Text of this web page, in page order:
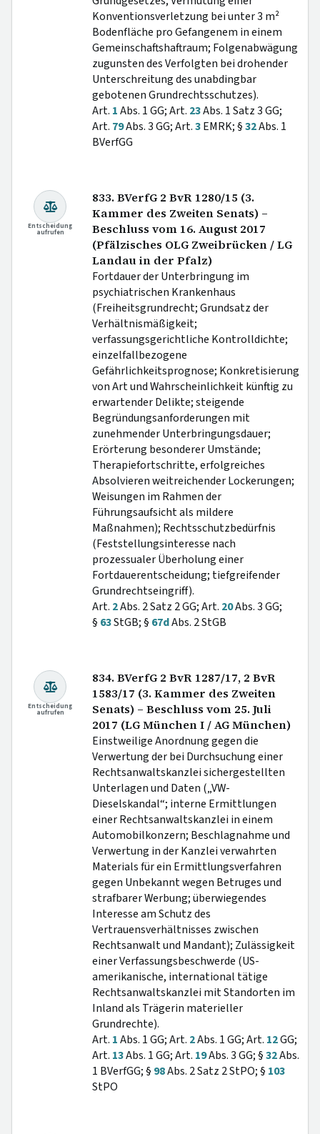
Konventionsverletzung bei unter 3 m²
Bodenfläche pro Gefangenem in einem
Gemeinschaftshaftraum; Folgenabwägung
zugunsten des Verfolgten bei drohender
Unterschreitung des unabdingbar
gebotenen Grundrechtsschutzes).
Art. 1Abs. 1 GG; Art. 23Abs. 1 Satz 3 GG;
Art. 79Abs. 3 GG; Art.3EMRK; §32Abs. 1
BVerfGG
Entscheidung
aufrufen
833. BVerfG 2 BvR 1280/15 (3.
Kammer des Zweiten Senats) –
Beschluss vom 16. August 2017
(Pfälzisches OLG Zweibrücken / LG
Landau in der Pfalz)
Fortdauer der Unterbringung im
psychiatrischen Krankenhaus
(Freiheitsgrundrecht; Grundsatz der
Verhältnismäßigkeit;
verfassungsgerichtliche Kontrolldichte;
einzelfallbezogene
Gefährlichkeitsprognose; Konkretisierung
von Art und Wahrscheinlichkeit künftig zu
erwartender Delikte; steigende
Begründungsanforderungen mit
zunehmender Unterbringungsdauer;
Erörterung besonderer Umstände;
Therapiefortschritte, erfolgreiches
Absolvieren weitreichender Lockerungen;
Weisungen im Rahmen der
Führungsaufsicht als mildere
Maßnahmen); Rechtsschutzbedürfnis
(Feststellungsinteresse nach
prozessualer Überholung einer
Fortdauerentscheidung; tiefgreifender
Grundrechtseingriff).
Art. 2Abs. 2 Satz 2 GG; Art. 20Abs. 3 GG;
§ 63StGB; § 67dAbs. 2 StGB
Entscheidung
aufrufen
834. BVerfG 2 BvR 1287/17, 2 BvR
1583/17 (3. Kammer des Zweiten
Senats) – Beschluss vom 25. Juli
2017 (LG München I / AG München)
Einstweilige Anordnung gegen die
Verwertung der bei Durchsuchung einer
Rechtsanwaltskanzlei sichergestellten
Unterlagen und Daten („VW-
Dieselskandal“; interne Ermittlungen
einer Rechtsanwaltskanzlei in einem
Automobilkonzern; Beschlagnahme und
Verwertung in der Kanzlei verwahrten
Materials für ein Ermittlungsverfahren
gegen Unbekannt wegen Betruges und
strafbarer Werbung; überwiegendes
Interesse am Schutz des
Vertrauensverhältnisses zwischen
Rechtsanwalt und Mandant); Zulässigkeit
einer Verfassungsbeschwerde (US-
amerikanische, international tätige
Rechtsanwaltskanzlei mit Standorten im
Inland als Trägerin materieller
Grundrechte).
Art. 1Abs. 1 GG; Art. 2Abs. 1 GG; Art. 12GG;
Art. 13Abs. 1 GG; Art. 19Abs. 3 GG; §32Abs.
1 BVerfGG; § 98Abs. 2 Satz 2 StPO; § 103
StPO